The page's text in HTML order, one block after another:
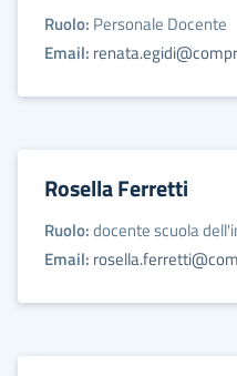
Ruolo: Personale Docente
Email:
Rosella Ferretti
Ruolo:docente scuola
Email: